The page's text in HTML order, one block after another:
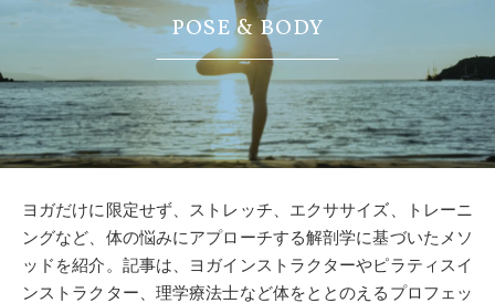
POSE & BODY
ヨガだけに限定せず、ストレッチ、エクササイズ、トレーニ
ングなど、体の悩みにアプローチする解剖学に基づいたメソ
ッドを紹介。記事は、ヨガインストラクターやピラティスイ
ンストラクター、理学療法士など体をととのえるプロフェッ